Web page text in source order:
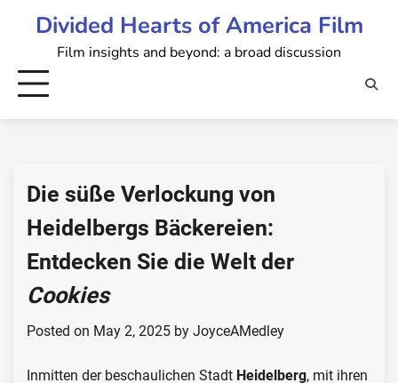
Divided Hearts of America Film
Film insights and beyond: a broad discussion
Die süße Verlockung von
Heidelbergs Bäckereien:
Entdecken Sie die Welt der
Cookies
Posted on May 2, 2025 by JoyceAMedley
Inmitten der beschaulichen Stadt Heidelberg, mit ihren